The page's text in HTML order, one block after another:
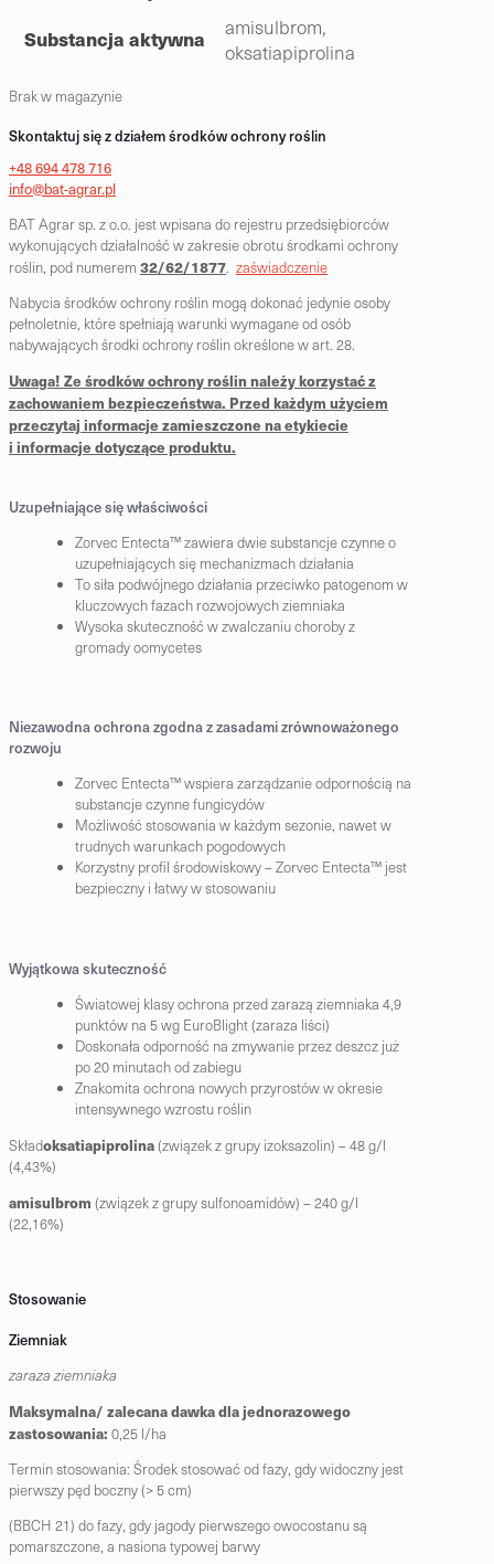
Substancja aktywna
amisulbrom,
oksatiapiprolina
Brak w magazynie
Skontaktuj się z działem środków ochrony roślin
+48 694 478 716
info@bat-agrar.pl
BAT Agrar sp. z o.o. jest wpisana do rejestru przedsiębiorców
wykonujących działalność w zakresie obrotu środkami ochrony
roślin, pod numerem 32/62/1877. zaświadczenie
Nabycia środków ochrony roślin mogą dokonać jedynie osoby
pełnoletnie, które spełniają warunki wymagane od osób
nabywających środki ochrony roślin określone w art. 28.
Uwaga! Ze środków ochrony roślin należy korzystać z
zachowaniem bezpieczeństwa. Przed każdym użyciem
przeczytaj informacje zamieszczone na etykiecie
i informacje dotyczące produktu.
Uzupełniające się właściwości
Zorvec Entecta™ zawiera dwie substancje czynne o
uzupełniających się mechanizmach działania
To siła podwójnego działania przeciwko patogenom w
kluczowych fazach rozwojowych ziemniaka
Wysoka skuteczność w zwalczaniu choroby z
gromady oomycetes
Niezawodna ochrona zgodna z zasadami zrównoważonego
rozwoju
Zorvec Entecta™ wspiera zarządzanie odpornością na
substancje czynne fungicydów
Możliwość stosowania w każdym sezonie, nawet w
trudnych warunkach pogodowych
Korzystny profil środowiskowy – Zorvec Entecta™ jest
bezpieczny i łatwy w stosowaniu
Wyjątkowa skuteczność
Światowej klasy ochrona przed zarazą ziemniaka 4,9
punktów na 5 wg EuroBlight (zaraza liści)
Doskonała odporność na zmywanie przez deszcz już
po 20 minutach od zabiegu
Znakomita ochrona nowych przyrostów w okresie
intensywnego wzrostu roślin
Składoksatiapiprolina(związek z grupy izoksazolin) – 48 g/l
(4,43%)
amisulbrom (związek z grupy sulfonoamidów) – 240 g/l
(22,16%)
Stosowanie
Ziemniak
zaraza ziemniaka
Maksymalna/ zalecana dawka dla jednorazowego
zastosowania: 0,25 l/ha
Termin stosowania: Środek stosować od fazy, gdy widoczny jest
pierwszy pęd boczny (> 5 cm)
(BBCH 21) do fazy, gdy jagody pierwszego owocostanu są
pomarszczone, a nasiona typowej barwy